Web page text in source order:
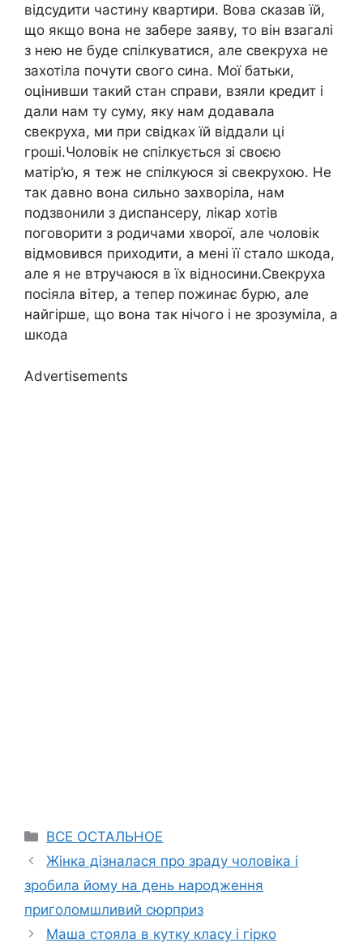
відсудити частину квартири. Вова сказав їй,
що якщо вона не забере заяву, то він взагалі
з нею не буде спілкуватися, але свекруха не
захотіла почути свого сина. Мої батьки,
оцінивши такий стан справи, взяли кредит і
дали нам ту суму, яку нам додавала
свекруха, ми при свідках їй віддали ці
гроші.Чоловік не спілкується зі своєю
матір’ю, я теж не спілкуюся зі свекрухою. Не
так давно вона сильно захворіла, нам
подзвонили з диспансеру, лікар хотів
поговорити з родичами хворої, але чоловік
відмовився приходити, а мені її стало шкода,
але я не втручаюся в їх відносини.Свекруха
посіяла вітер, а тепер пожинає бурю, але
найгірше, що вона так нічого і не зрозуміла, а
шкода
Advertisements
Categories
ВСЕ ОСТАЛЬНОЕ
Жінка дізналася про зраду чоловіка і
зробила йому на день народження
приголомшливий сюрприз
Маша стояла в кутку класу і гірко